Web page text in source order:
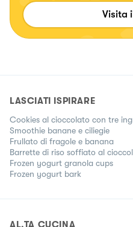
ricette con erbe e fiori,
Su... #fattierifattiamodomio
Visita
LASCIATI ISPIRARE
Cookies al cioccolato con tre
Smoothie banane e ciliegie
Frullato di fragole e banana
Barrette di riso soffiato al
Frozen yogurt granola cups
Frozen yogurt bark
AL.TA CUCINA